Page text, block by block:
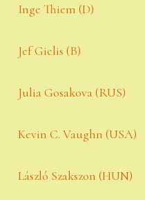
Inge Thiem (D)
Jef Gielis (B)
Julia Gosakova (RUS)
Kevin C. Vaughn (USA)
László Szakszon (HUN)